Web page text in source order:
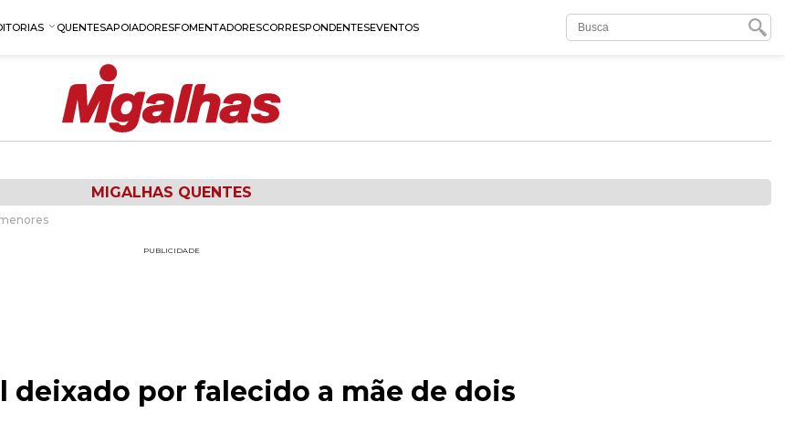
QUENTESAPOIADORESFOMENTADORESCORRESPONDENTESEVENTOS
MIGALHAS QUENTES
PUBLICIDADE
deixado por falecido a mãe de dois